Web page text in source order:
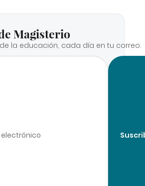
Magisterio
la educación, cada día en tu correo.